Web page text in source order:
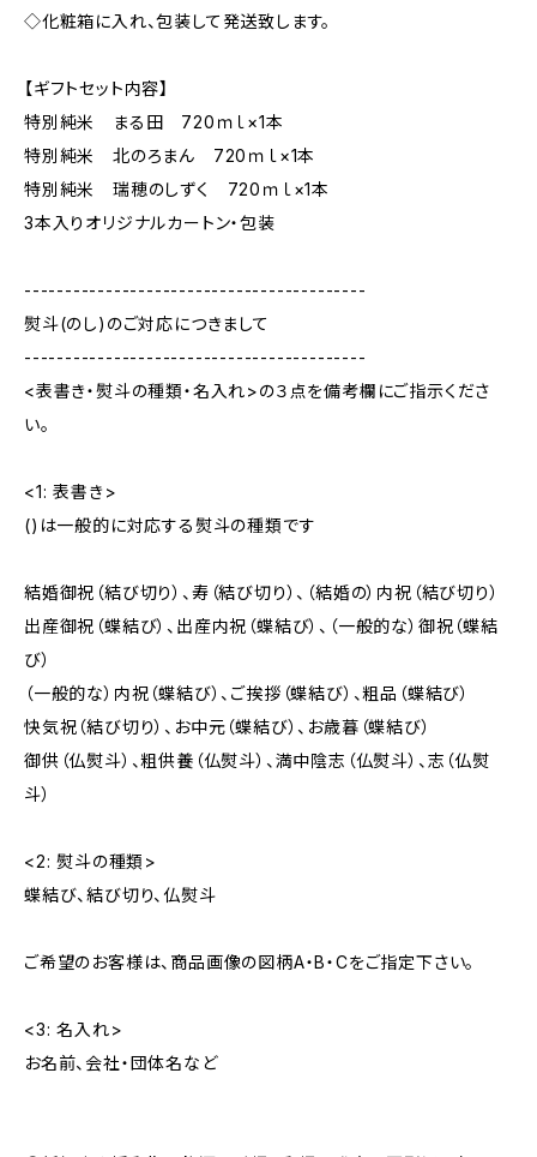
◇化粧箱に入れ、包装して発送致します。
【ギフトセット内容】
特別純米 まる田 720ｍｌ×1本
特別純米 北のろまん 720ｍｌ×1本
特別純米 瑞穂のしずく 720ｍｌ×1本
3本入りオリジナルカートン・包装
------------------------------------------
熨斗(のし)のご対応につきまして
------------------------------------------
<表書き・熨斗の種類・名入れ>の３点を備考欄にご指示くださ
い。
<1: 表書き>
()は一般的に対応する熨斗の種類です
結婚御祝（結び切り）、寿（結び切り）、（結婚の）内祝（結び切り）
出産御祝（蝶結び）、出産内祝（蝶結び）、（一般的な）御祝（蝶結
び）
（一般的な）内祝（蝶結び）、ご挨拶（蝶結び）、粗品（蝶結び）
快気祝（結び切り）、お中元（蝶結び）、お歳暮（蝶結び）
御供（仏熨斗）、粗供養（仏熨斗）、満中陰志（仏熨斗）、志（仏熨
斗）
<2: 熨斗の種類>
蝶結び、結び切り、仏熨斗
ご希望のお客様は、商品画像の図柄A・B・Cをご指定下さい。
<3: 名入れ>
お名前、会社・団体名など